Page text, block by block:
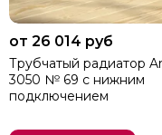
от 26 014 руб
Трубчатый радиатор
3050 № 69 с нижним
подключением